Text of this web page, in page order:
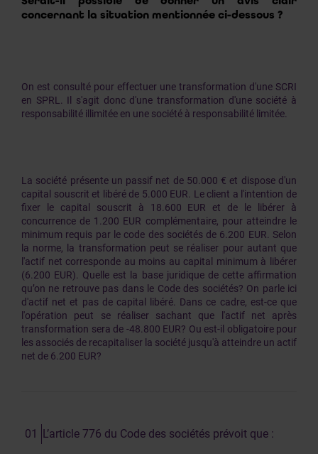
concernant la situation mentionnée ci-dessous ?
On est consulté pour effectuer une transformation d'une SCRI
en SPRL. Il s'agit donc d'une transformation d'une société à
responsabilité illimitée en une société à responsabilité limitée.
La société présente un passif net de 50.000 € et dispose d'un
capital souscrit et libéré de 5.000 EUR. Le client a l'intention de
fixer le capital souscrit à 18.600 EUR et de le libérer à
concurrence de 1.200 EUR complémentaire, pour atteindre le
minimum requis par le code des sociétés de 6.200 EUR. Selon
la norme, la transformation peut se réaliser pour autant que
l'actif net corresponde au moins au capital minimum à libérer
(6.200 EUR). Quelle est la base juridique de cette affirmation
qu’on ne retrouve pas dans le Code des sociétés? On parle ici
d'actif net et pas de capital libéré. Dans ce cadre, est-ce que
l'opération peut se réaliser sachant que l'actif net après
transformation sera de -48.800 EUR? Ou est-il obligatoire pour
les associés de recapitaliser la société jusqu'à atteindre un actif
net de 6.200 EUR?
L’article 776 du Code des sociétés prévoit que :